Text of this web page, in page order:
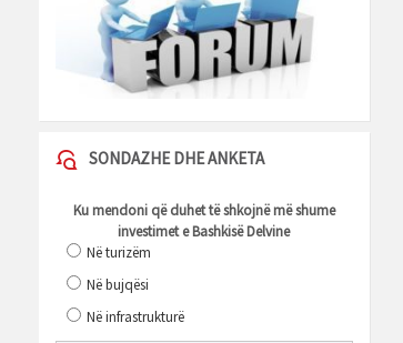
SONDAZHE DHE ANKETA
Ku mendoni që duhet të shkojnë më shume
investimet e Bashkisë Delvine
Në turizëm
Në bujqësi
Në infrastrukturë